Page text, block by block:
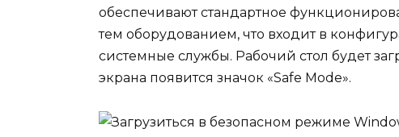
обеспечивают стандартное
тем оборудованием, что входит в
системные службы. Рабочий стол будет
экрана появится значок «Safe Mode».